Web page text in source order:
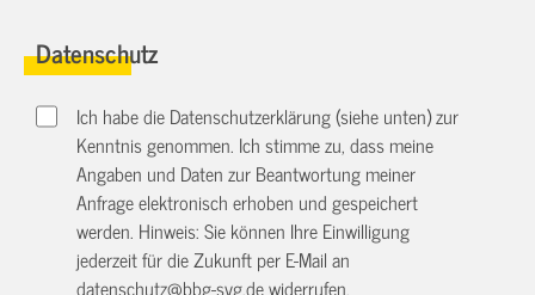
Datenschutz
Ich habe die Datenschutzerklärung (siehe unten) zur
Kenntnis genommen. Ich stimme zu, dass meine
Angaben und Daten zur Beantwortung meiner
Anfrage elektronisch erhoben und gespeichert
werden. Hinweis: Sie können Ihre Einwilligung
jederzeit für die Zukunft per E-Mail an
datenschutz@bbg-svg.dewiderrufen.